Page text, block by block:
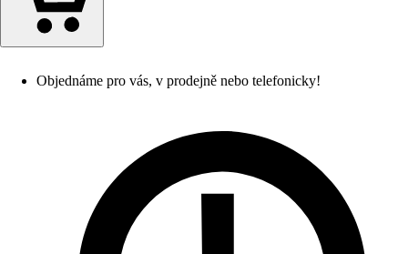
Objednáme pro vás, v prodejně nebo telefonicky!